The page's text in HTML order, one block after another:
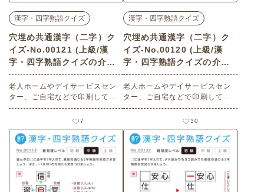
漢字・四字熟語クイズ
穴埋め共通漢字（二字）ク
イズ-No.00121 (上級/漢
字・四字熟語クイズの介護
レク素材)
老人ホームやデイサービスセン
ター、ご自宅などで印刷してお
使いいただける無料の高齢者向
け介護レク素材（漢字・四字熟
語クイズ・上級）です。
7
漢字・四字熟語クイズ
穴埋め共通漢字（二字）ク
イズ-No.00120 (上級/漢
字・四字熟語クイズの介護
レク素材)
老人ホームやデイサービスセン
ター、ご自宅などで印刷してお
使いいただける無料の高齢者向
け介護レク素材（漢字・四字熟
語クイズ・上級）です。
30